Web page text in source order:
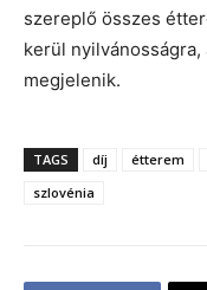
szereplő összes
kerül
megjelenik.
TAGS díj étterem
szlovénia